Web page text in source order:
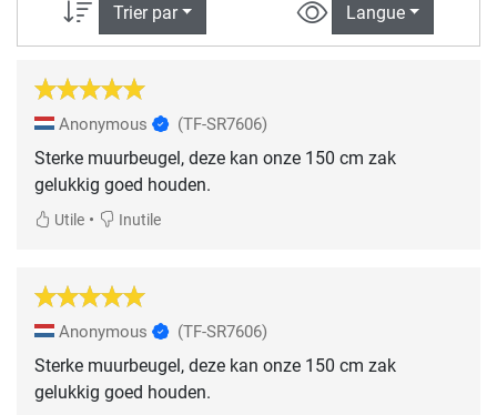
Trier par Langue
Anonymous (TF-SR7606)
Sterke muurbeugel, deze kan onze 150 cm zak
gelukkig goed houden.
Utile • Inutile
Anonymous (TF-SR7606)
Sterke muurbeugel, deze kan onze 150 cm zak
gelukkig goed houden.